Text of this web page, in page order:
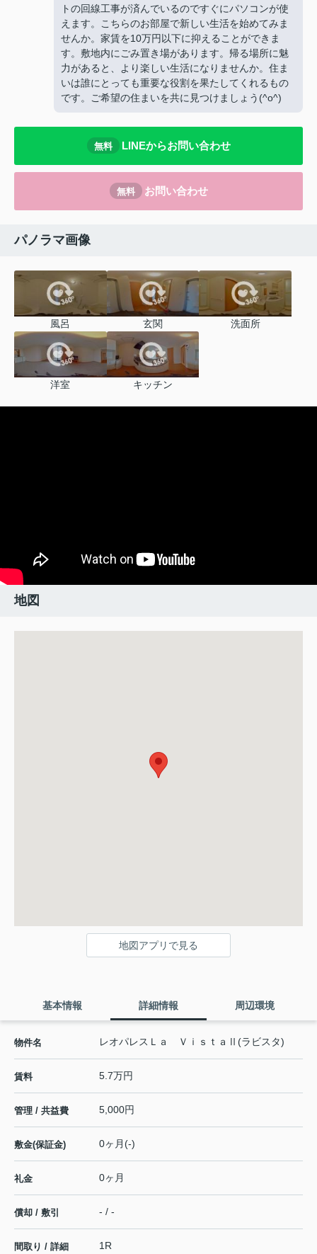
トの回線工事が済んでいるのですぐにパソコンが使
えます。こちらのお部屋で新しい生活を始めてみま
せんか。家賃を10万円以下に抑えることができま
す。敷地内にごみ置き場があります。帰る場所に魅
力があると、より楽しい生活になりませんか。住ま
いは誰にとっても重要な役割を果たしてくれるもの
です。ご希望の住まいを共に見つけましょう(^o^)
無料 LINEからお問い合わせ
無料 お問い合わせ
パノラマ画像
風呂 玄関 洗面所
洋室 キッチン
地図
地図アプリで見る
基本情報 詳細情報 周辺環境
物件名 レオパレスＬａ ＶｉｓｔａⅡ(ラビスタ)
賃料 5.7万円
管理 / 共益費 5,000円
敷金(保証金) 0ヶ月(-)
礼金 0ヶ月
償却 / 敷引 - / -
間取り / 詳細 1R